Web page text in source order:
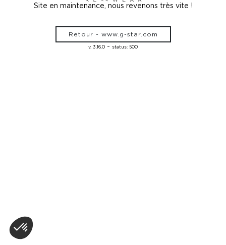
Site en maintenance, nous revenons très vite !
Retour - www.g-star.com
v. 3.16.0 - status: 500